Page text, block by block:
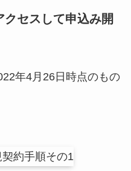
セスして申込み開
年4月26日時点のもの